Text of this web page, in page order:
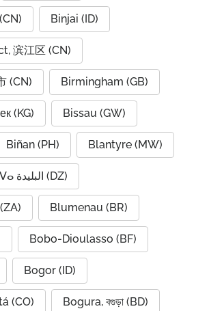
Binjai (ID)
滨江区 (CN)
(CN) Birmingham (GB)
(KG) Bissau (GW)
Biñan (PH) Blantyre (MW)
Blida, ⵍⴻⴱⵍⵉⴸⴰ البليدة (DZ)
Blumenau (BR)
Bobo-Dioulasso (BF)
Bogor (ID)
(CO) Bogura, বগুড়া (BD)